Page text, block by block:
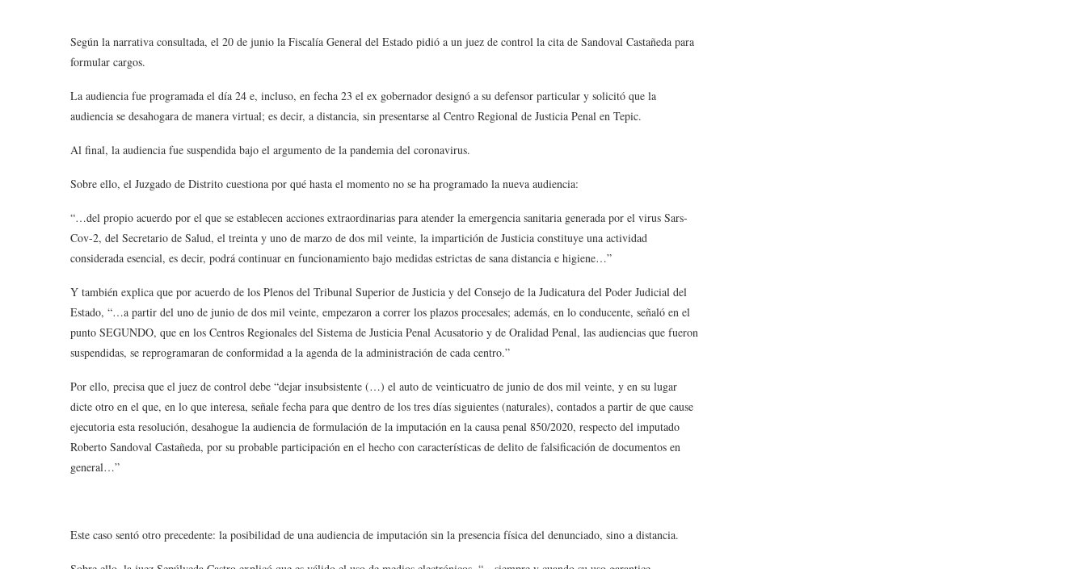
Según la narrativa consultada, el 20 de junio la Fiscalía General del Estado pidió a un juez de control la cita de Sandoval Castañeda para
formular cargos.
La audiencia fue programada el día 24 e, incluso, en fecha 23 el ex gobernador designó a su defensor particular y solicitó que la
audiencia se desahogara de manera virtual; es decir, a distancia, sin presentarse al Centro Regional de Justicia Penal en Tepic.
Al final, la audiencia fue suspendida bajo el argumento de la pandemia del coronavirus.
Sobre ello, el Juzgado de Distrito cuestiona por qué hasta el momento no se ha programado la nueva audiencia:
“…del propio acuerdo por el que se establecen acciones extraordinarias para atender la emergencia sanitaria generada por el virus Sars-
Cov-2, del Secretario de Salud, el treinta y uno de marzo de dos mil veinte, la impartición de Justicia constituye una actividad
considerada esencial, es decir, podrá continuar en funcionamiento bajo medidas estrictas de sana distancia e higiene…”
Y también explica que por acuerdo de los Plenos del Tribunal Superior de Justicia y del Consejo de la Judicatura del Poder Judicial del
Estado, “…a partir del uno de junio de dos mil veinte, empezaron a correr los plazos procesales; además, en lo conducente, señaló en el
punto SEGUNDO, que en los Centros Regionales del Sistema de Justicia Penal Acusatorio y de Oralidad Penal, las audiencias que fueron
suspendidas, se reprogramaran de conformidad a la agenda de la administración de cada centro.”
Por ello, precisa que el juez de control debe “dejar insubsistente (…) el auto de veinticuatro de junio de dos mil veinte, y en su lugar
dicte otro en el que, en lo que interesa, señale fecha para que dentro de los tres días siguientes (naturales), contados a partir de que cause
ejecutoria esta resolución, desahogue la audiencia de formulación de la imputación en la causa penal 850/2020, respecto del imputado
Roberto Sandoval Castañeda, por su probable participación en el hecho con características de delito de falsificación de documentos en
general…”
Este caso sentó otro precedente: la posibilidad de una audiencia de imputación sin la presencia física del denunciado, sino a distancia.